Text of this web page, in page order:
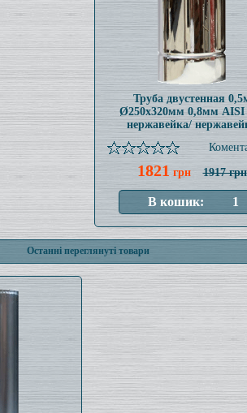
Труба двустенная
Ø250x320мм 0,8мм AISI
нержавейка/
1821 грн 1917 грн
Останні переглянуті товари